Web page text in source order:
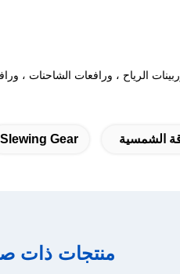
الرياح ، ورافعات الشاحنات ،
الشمسية Slewing Gear
منتجات ذات